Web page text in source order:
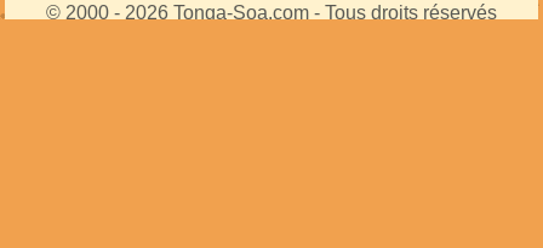
© 2000 - 2026 Tonga-Soa.com - Tous droits réservés